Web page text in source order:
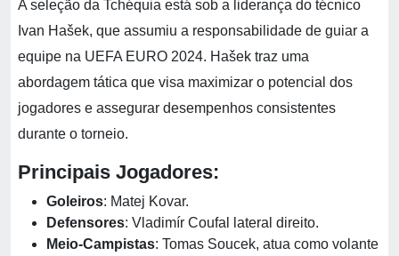
A seleção da Tchéquia está sob a liderança do técnico
Ivan Hašek, que assumiu a responsabilidade de guiar a
equipe na UEFA EURO 2024. Hašek traz uma
abordagem tática que visa maximizar o potencial dos
jogadores e assegurar desempenhos consistentes
durante o torneio.
Principais Jogadores:
Goleiros: Matej Kovar.
Defensores: Vladimír Coufal lateral direito.
Meio-Campistas: Tomas Soucek, atua como volante